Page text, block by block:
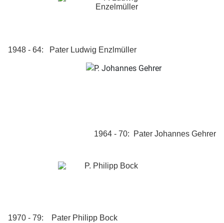
1948 - 64: Pater Ludwig Enzlmüller
1964 - 70: Pater Johannes Gehrer
1970 - 79: Pater Philipp Bock